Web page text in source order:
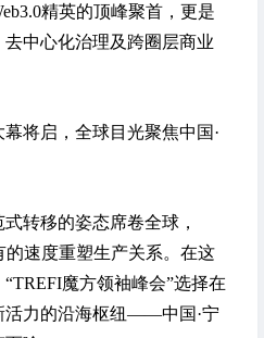
精英的顶峰聚首，更是
中心化治理及跨圈层商业
启，全球目光聚焦中国·
移的姿态席卷全球，
的速度重塑生产关系。在这
魔方领袖峰会”选择在
活力的沿海枢纽——中国·宁